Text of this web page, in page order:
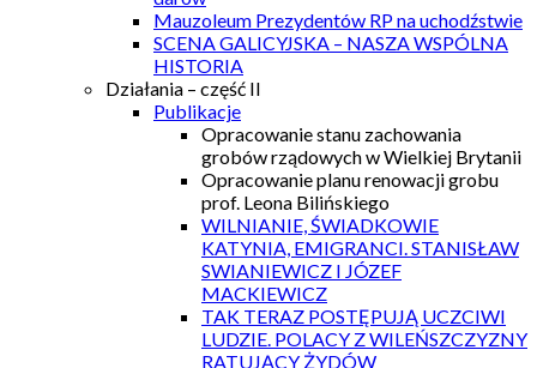
Mauzoleum Prezydentów RP na uchodźstwie
SCENA GALICYJSKA – NASZA WSPÓLNA
HISTORIA
Działania – część II
Publikacje
Opracowanie stanu zachowania
grobów rządowych w Wielkiej Brytanii
Opracowanie planu renowacji grobu
prof. Leona Bilińskiego
WILNIANIE, ŚWIADKOWIE
KATYNIA, EMIGRANCI. STANISŁAW
SWIANIEWICZ I JÓZEF
MACKIEWICZ
TAK TERAZ POSTĘPUJĄ UCZCIWI
LUDZIE. POLACY Z WILEŃSZCZYZNY
RATUJĄCY ŻYDÓW